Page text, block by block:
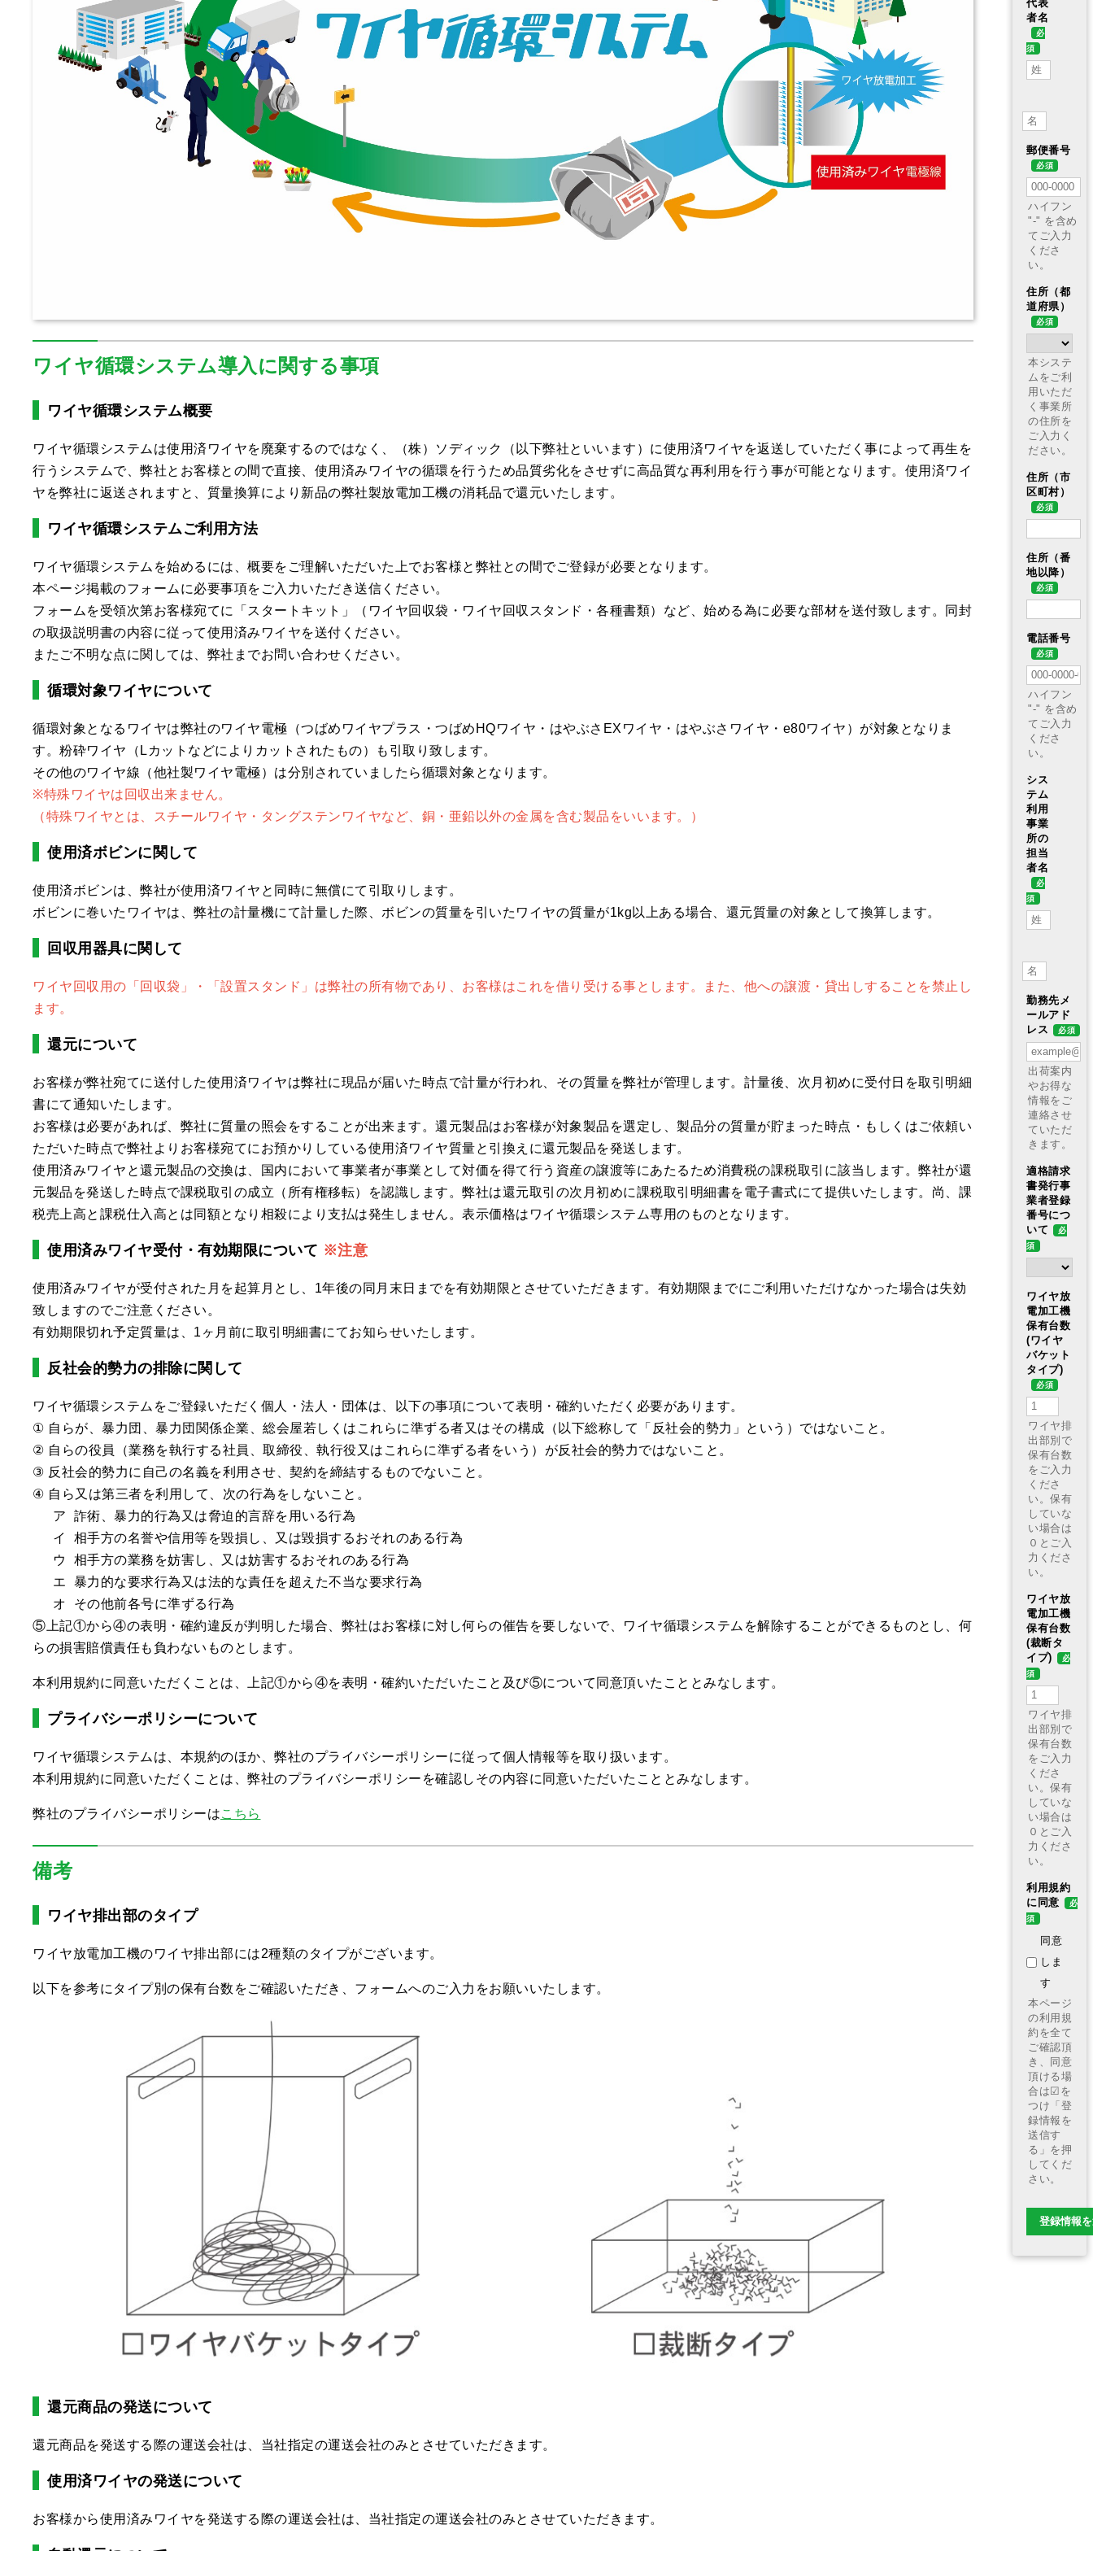
ワイヤ循環システム導入に関する事項
ワイヤ循環システム概要
ワイヤ循環システムは使用済ワイヤを廃棄するのではなく、（株）ソディック（以下弊社といいます）に使用済ワイヤを返送していただく事によって再生を
行うシステムで、弊社とお客様との間で直接、使用済みワイヤの循環を行うため品質劣化をさせずに高品質な再利用を行う事が可能となります。使用済ワイ
ヤを弊社に返送されますと、質量換算により新品の弊社製放電加工機の消耗品で還元いたします。
ワイヤ循環システムご利用方法
ワイヤ循環システムを始めるには、概要をご理解いただいた上でお客様と弊社との間でご登録が必要となります。
本ページ掲載のフォームに必要事項をご入力いただき送信ください。
フォームを受領次第お客様宛てに「スタートキット」（ワイヤ回収袋・ワイヤ回収スタンド・各種書類）など、始める為に必要な部材を送付致します。同封
の取扱説明書の内容に従って使用済みワイヤを送付ください。
またご不明な点に関しては、弊社までお問い合わせください。
循環対象ワイヤについて
循環対象となるワイヤは弊社のワイヤ電極（つばめワイヤプラス・つばめHQワイヤ・はやぶさEXワイヤ・はやぶさワイヤ・e80ワイヤ）が対象となりま
す。粉砕ワイヤ（Lカットなどによりカットされたもの）も引取り致します。
その他のワイヤ線（他社製ワイヤ電極）は分別されていましたら循環対象となります。
※特殊ワイヤは回収出来ません。
（特殊ワイヤとは、スチールワイヤ・タングステンワイヤなど、銅・亜鉛以外の金属を含む製品をいいます。）
使用済ボビンに関して
使用済ボビンは、弊社が使用済ワイヤと同時に無償にて引取りします。
ボビンに巻いたワイヤは、弊社の計量機にて計量した際、ボビンの質量を引いたワイヤの質量が1kg以上ある場合、還元質量の対象として換算します。
回収用器具に関して
ワイヤ回収用の「回収袋」・「設置スタンド」は弊社の所有物であり、お客様はこれを借り受ける事とします。また、他への譲渡・貸出しすることを禁止し
ます。
還元について
お客様が弊社宛てに送付した使用済ワイヤは弊社に現品が届いた時点で計量が行われ、その質量を弊社が管理します。計量後、次月初めに受付日を取引明細
書にて通知いたします。
お客様は必要があれば、弊社に質量の照会をすることが出来ます。還元製品はお客様が対象製品を選定し、製品分の質量が貯まった時点・もしくはご依頼い
ただいた時点で弊社よりお客様宛てにお預かりしている使用済ワイヤ質量と引換えに還元製品を発送します。
使用済みワイヤと還元製品の交換は、国内において事業者が事業として対価を得て行う資産の譲渡等にあたるため消費税の課税取引に該当します。弊社が還
元製品を発送した時点で課税取引の成立（所有権移転）を認識します。弊社は還元取引の次月初めに課税取引明細書を電子書式にて提供いたします。尚、課
税売上高と課税仕入高とは同額となり相殺により支払は発生しません。表示価格はワイヤ循環システム専用のものとなります。
使用済みワイヤ受付・有効期限について ※注意
使用済みワイヤが受付された月を起算月とし、1年後の同月末日までを有効期限とさせていただきます。有効期限までにご利用いただけなかった場合は失効
致しますのでご注意ください。
有効期限切れ予定質量は、1ヶ月前に取引明細書にてお知らせいたします。
反社会的勢力の排除に関して
ワイヤ循環システムをご登録いただく個人・法人・団体は、以下の事項について表明・確約いただく必要があります。
① 自らが、暴力団、暴力団関係企業、総会屋若しくはこれらに準ずる者又はその構成（以下総称して「反社会的勢力」という）ではないこと。
② 自らの役員（業務を執行する社員、取締役、執行役又はこれらに準ずる者をいう）が反社会的勢力ではないこと。
③ 反社会的勢力に自己の名義を利用させ、契約を締結するものでないこと。
④ 自ら又は第三者を利用して、次の行為をしないこと。
ア 詐術、暴力的行為又は脅迫的言辞を用いる行為
イ 相手方の名誉や信用等を毀損し、又は毀損するおそれのある行為
ウ 相手方の業務を妨害し、又は妨害するおそれのある行為
エ 暴力的な要求行為又は法的な責任を超えた不当な要求行為
オ その他前各号に準ずる行為
⑤上記①から④の表明・確約違反が判明した場合、弊社はお客様に対し何らの催告を要しないで、ワイヤ循環システムを解除することができるものとし、何
らの損害賠償責任も負わないものとします。
本利用規約に同意いただくことは、上記①から④を表明・確約いただいたこと及び⑤について同意頂いたこととみなします。
プライバシーポリシーについて
ワイヤ循環システムは、本規約のほか、弊社のプライバシーポリシーに従って個人情報等を取り扱います。
本利用規約に同意いただくことは、弊社のプライバシーポリシーを確認しその内容に同意いただいたこととみなします。
弊社のプライバシーポリシーはこちら
備考
ワイヤ排出部のタイプ
ワイヤ放電加工機のワイヤ排出部には2種類のタイプがございます。
以下を参考にタイプ別の保有台数をご確認いただき、フォームへのご入力をお願いいたします。
還元商品の発送について
還元商品を発送する際の運送会社は、当社指定の運送会社のみとさせていただきます。
使用済ワイヤの発送について
お客様から使用済みワイヤを発送する際の運送会社は、当社指定の運送会社のみとさせていただきます。